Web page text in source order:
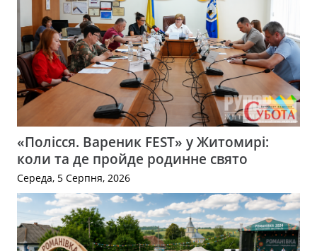
«Полісся. Вареник FEST» у Житомирі:
коли та де пройде родинне свято
Середа, 5 Серпня, 2026